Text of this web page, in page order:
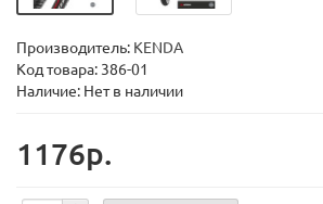
Производитель: KENDA
Код товара: 386-01
Наличие: Нет в наличии
1176р.